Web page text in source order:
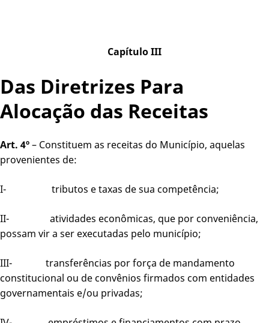
Capítulo III
Das Diretrizes Para
Alocação das Receitas
Art. 4º– Constituem as receitas do Município, aquelas
provenientes de:
I- tributos e taxas de sua competência;
II- atividades econômicas, que por conveniência,
possam vir a ser executadas pelo município;
III- transferências por força de mandamento
constitucional ou de convênios firmados com entidades
governamentais e/ou privadas;